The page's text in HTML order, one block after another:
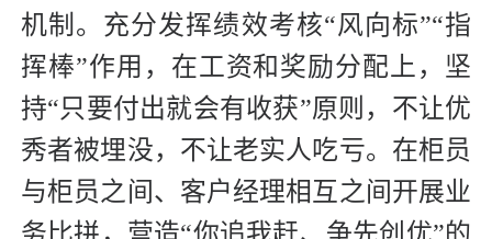
机制。充分发挥绩效考核“风向标”“指
挥棒”作用，在工资和奖励分配上，坚
持“只要付出就会有收获”原则，不让优
秀者被埋没，不让老实人吃亏。在柜员
与柜员之间、客户经理相互之间开展业